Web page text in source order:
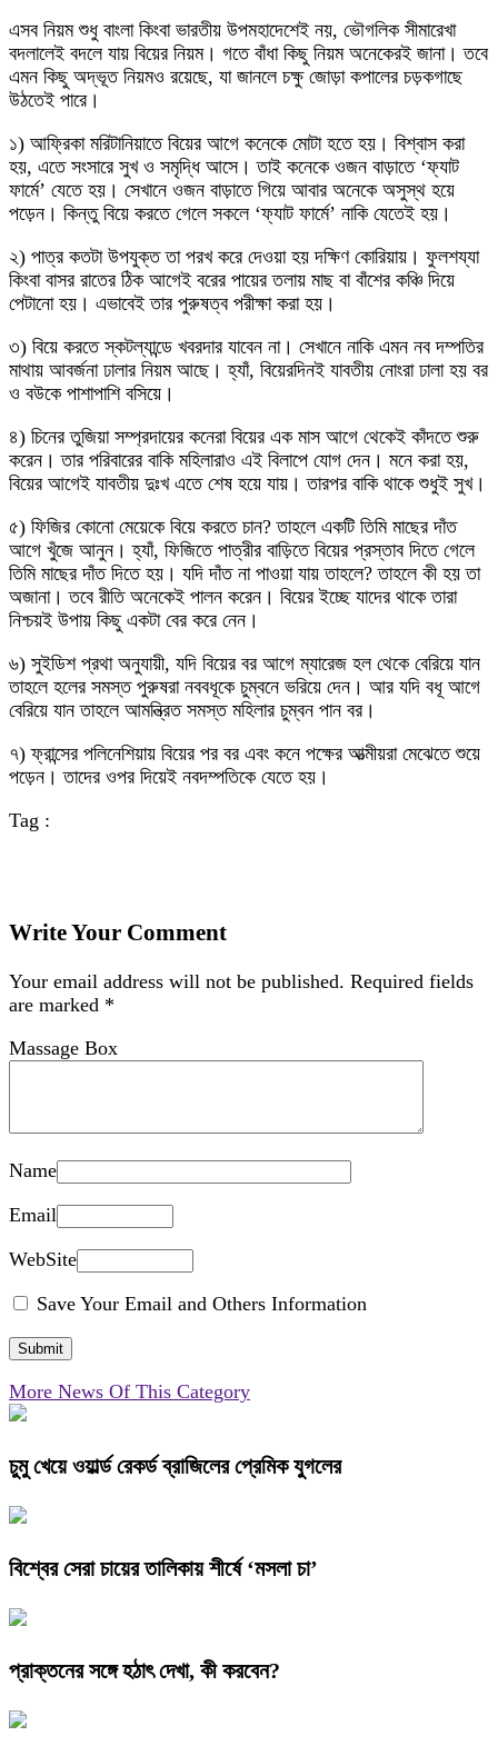
এসব নিয়ম শুধু বাংলা কিংবা ভারতীয় উপমহাদেশেই নয়, ভৌগলিক সীমারেখা
বদলালেই বদলে যায় বিয়ের নিয়ম। গতে বাঁধা কিছু নিয়ম অনেকেরই জানা। তবে
এমন কিছু অদ্ভূত নিয়মও রয়েছে, যা জানলে চক্ষু জোড়া কপালের চড়কগাছে
উঠতেই পারে।
১) আফ্রিকা মরিটানিয়াতে বিয়ের আগে কনেকে মোটা হতে হয়। বিশ্বাস করা
হয়, এতে সংসারে সুখ ও সমৃদ্ধি আসে। তাই কনেকে ওজন বাড়াতে ‘ফ্যাট
ফার্মে’ যেতে হয়। সেখানে ওজন বাড়াতে গিয়ে আবার অনেকে অসুস্থ হয়ে
পড়েন। কিন্তু বিয়ে করতে গেলে সকলে ‘ফ্যাট ফার্মে’ নাকি যেতেই হয়।
২) পাত্র কতটা উপযুক্ত তা পরখ করে দেওয়া হয় দক্ষিণ কোরিয়ায়। ফুলশয্যা
কিংবা বাসর রাতের ঠিক আগেই বরের পায়ের তলায় মাছ বা বাঁশের কঞ্চি দিয়ে
পেটানো হয়। এভাবেই তার পুরুষত্ব পরীক্ষা করা হয়।
৩) বিয়ে করতে স্কটল্যান্ডে খবরদার যাবেন না। সেখানে নাকি এমন নব দম্পতির
মাথায় আবর্জনা ঢালার নিয়ম আছে। হ্যাঁ, বিয়েরদিনই যাবতীয় নোংরা ঢালা হয় বর
ও বউকে পাশাপাশি বসিয়ে।
৪) চিনের তুজিয়া সম্প্রদায়ের কনেরা বিয়ের এক মাস আগে থেকেই কাঁদতে শুরু
করেন। তার পরিবারের বাকি মহিলারাও এই বিলাপে যোগ দেন। মনে করা হয়,
বিয়ের আগেই যাবতীয় দুঃখ এতে শেষ হয়ে যায়। তারপর বাকি থাকে শুধুই সুখ।
৫) ফিজির কোনো মেয়েকে বিয়ে করতে চান? তাহলে একটি তিমি মাছের দাঁত
আগে খুঁজে আনুন। হ্যাঁ, ফিজিতে পাত্রীর বাড়িতে বিয়ের প্রস্তাব দিতে গেলে
তিমি মাছের দাঁত দিতে হয়। যদি দাঁত না পাওয়া যায় তাহলে? তাহলে কী হয় তা
অজানা। তবে রীতি অনেকেই পালন করেন। বিয়ের ইচ্ছে যাদের থাকে তারা
নিশ্চয়ই উপায় কিছু একটা বের করে নেন।
৬) সুইডিশ প্রথা অনুযায়ী, যদি বিয়ের বর আগে ম্যারেজ হল থেকে বেরিয়ে যান
তাহলে হলের সমস্ত পুরুষরা নববধূকে চুম্বনে ভরিয়ে দেন। আর যদি বধূ আগে
বেরিয়ে যান তাহলে আমন্ত্রিত সমস্ত মহিলার চুম্বন পান বর।
৭) ফ্রান্সের পলিনেশিয়ায় বিয়ের পর বর এবং কনে পক্ষের আত্মীয়রা মেঝেতে শুয়ে
পড়েন। তাদের ওপর দিয়েই নবদম্পতিকে যেতে হয়।
Tag :
Write Your Comment
Your email address will not be published. Required fields
are marked *
Massage Box
Name
Email
WebSite
Save Your Email and Others Information
More News Of This Category
চুমু খেয়ে ওয়ার্ল্ড রেকর্ড ব্রাজিলের প্রেমিক যুগলের
বিশ্বের সেরা চায়ের তালিকায় শীর্ষে ‘মসলা চা’
প্রাক্তনের সঙ্গে হঠাৎ দেখা, কী করবেন?